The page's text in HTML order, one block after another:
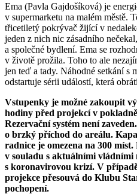
Ema (Pavla Gajdošíková) je
v supermarketu na malém městě.
třicetiletý pokrývač žijící v
jeden z nich nic zásadního
a společné bydlení. Ema se
v životě prožila. Toho to ale
jen teď a tady. Náhodné setkání s
odstartuje sérii událostí, která
Vstupenky je možné zakoupit
hodiny před projekcí v
Rezervační systém není
o brzký příchod do areálu.
radnice je omezena na 300
v souladu s aktuálními vládními
s koronavirovou krizí. V
projekce přesouvá do Klubu
pochopení.